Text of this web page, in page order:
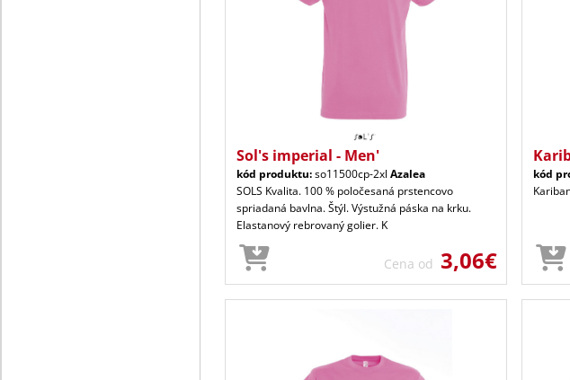
Sol's imperial - Men'
kód produktu:so11500cp-2xl Azalea
SOLS Kvalita. 100 % poločesaná prstencovo
spriadaná bavlna. Štýl. Výstužná páska na krku.
Elastanový rebrovaný golier. K
Cena od 3,06€
kód